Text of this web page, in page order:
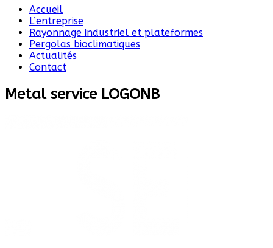
Accueil
L’entreprise
Rayonnage industriel et plateformes
Pergolas bioclimatiques
Actualités
Contact
Metal service LOGONB